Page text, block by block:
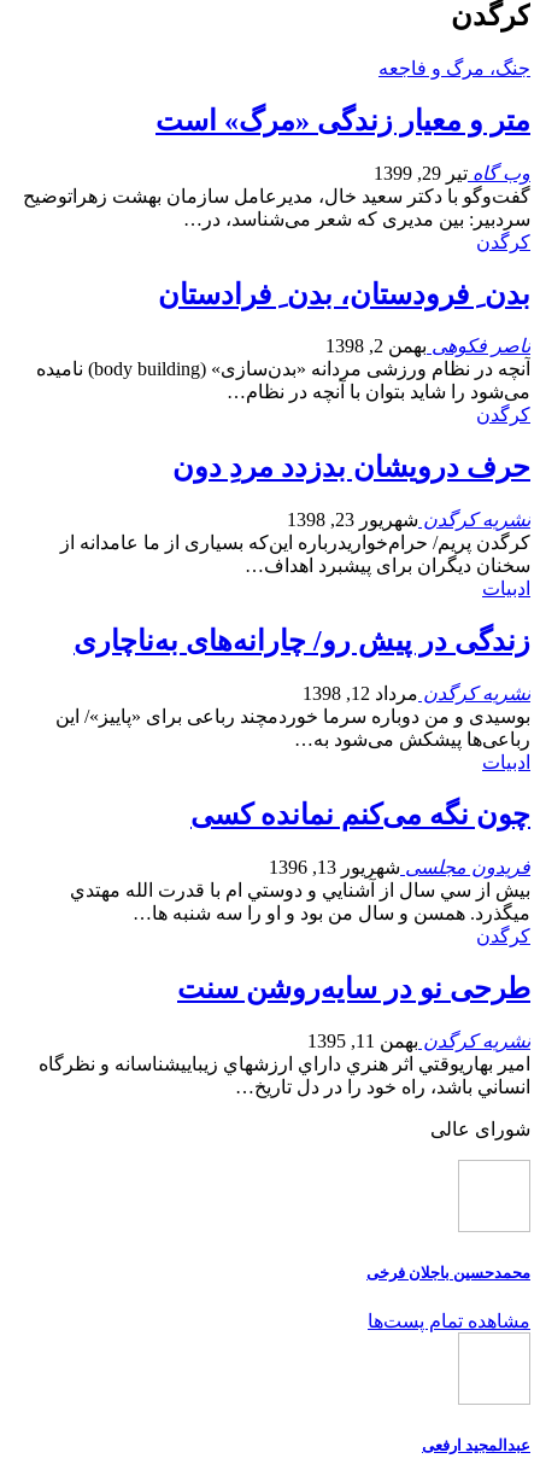
کرگدن
جنگ، مرگ و فاجعه
متر و معیار زندگی «مرگ» است
وب گاه تیر 29, 1399
گفت‌وگو با دکتر سعید خال، مدیرعامل سازمان بهشت زهراتوضیح
سردبیر: بین مدیری که شعر می‌شناسد، ‌در…
کرگدن
بدن ِ فرودستان، بدن ِ فرادستان
ناصر فکوهی بهمن 2, 1398
آنچه در نظام ورزشی مردانه «بدن‌سازی» (body building) نامیده
می‌شود را شاید بتوان با آنچه در نظام…
کرگدن
حرف درویشان بدزدد مردِ دون
نشریه کرگدن شهریور 23, 1398
کرگدن پریم/ حرام‌خواریدرباره این‌که بسیاری از ما عامدانه از
سخنان دیگران برای پیشبرد اهداف…
ادبیات
زندگی در پیش رو/ چارانه‌های به‌ناچاری
نشریه کرگدن مرداد 12, 1398
بوسیدی و من دوباره سرما خوردمچند رباعی برای «پاییز»/ این
رباعی‌ها پیشکش می‌شود به…
ادبیات
چون نگه می‌کنم نمانده کسی
فریدون مجلسی شهریور 13, 1396
بيش از سي سال از آشنايي و دوستي ام با قدرت الله مهتدي
ميگذرد. همسن و سال من بود و او را سه شنبه ها…
کرگدن
طرحی نو در سایه‌روشن سنت
نشریه کرگدن بهمن 11, 1395
امیر بهاریوقتي اثر هنري داراي ارزشهاي زيباييشناسانه و نظرگاه
انساني باشد، راه خود را در دل تاريخ…
شورای عالی
محمدحسین باجلان فرخی
مشاهده تمام پست‌ها
عبدالمجید ارفعی